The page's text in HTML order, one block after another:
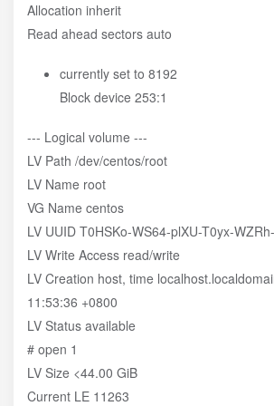
Allocation inherit
Read ahead sectors auto
currently set to 8192
Block device 253:1
--- Logical volume ---
LV Path /dev/centos/root
LV Name root
VG Name centos
LV UUID T0HSKo-WS64-plXU-T0yx-
LV Write Access read/write
LV Creation host, time
11:53:36 +0800
LV Status available
# open 1
LV Size <44.00 GiB
Current LE 11263